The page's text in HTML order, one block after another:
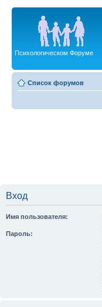
Психологическом Форуме
Список форумов
Вход
Имя пользователя:
Пароль: